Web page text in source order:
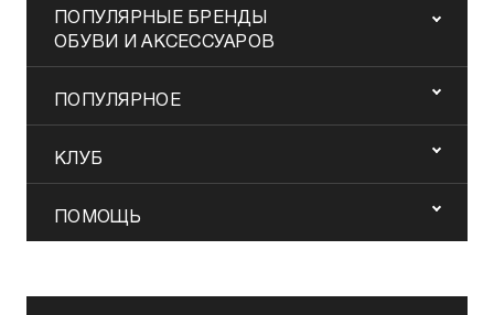
ПОПУЛЯРНЫЕ БРЕНДЫ
ОБУВИ И АКСЕССУАРОВ
ПОПУЛЯРНОЕ
КЛУБ
ПОМОЩЬ